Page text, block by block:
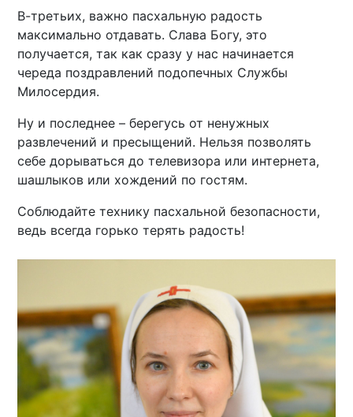
В-третьих, важно пасхальную радость
максимально отдавать. Слава Богу, это
получается, так как сразу у нас начинается
череда поздравлений подопечных Службы
Милосердия.
Ну и последнее – берегусь от ненужных
развлечений и пресыщений. Нельзя позволять
себе дорываться до телевизора или интернета,
шашлыков или хождений по гостям.
Соблюдайте технику пасхальной безопасности,
ведь всегда горько терять радость!